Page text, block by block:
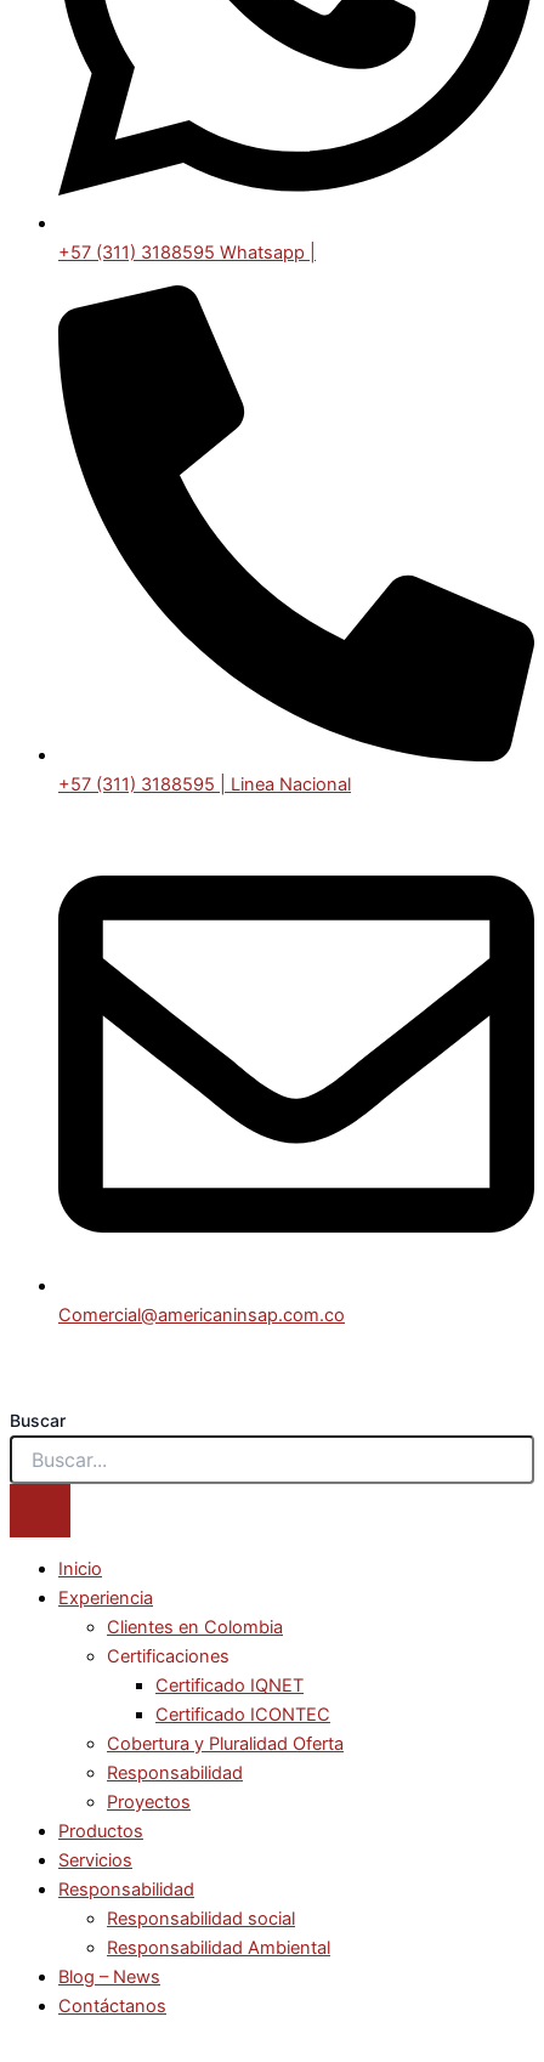
+57 (311) 3188595 Whatsapp |
+57 (311) 3188595 | Linea Nacional
Comercial@americaninsap.com.co
Buscar
Inicio
Experiencia
Clientes en Colombia
Certificaciones
Certificado IQNET
Certificado ICONTEC
Cobertura y Pluralidad Oferta
Responsabilidad
Proyectos
Productos
Servicios
Responsabilidad
Responsabilidad social
Responsabilidad Ambiental
Blog – News
Contáctanos